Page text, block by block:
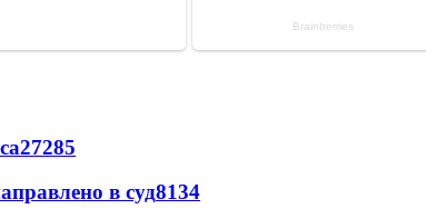
27285
в суд8134